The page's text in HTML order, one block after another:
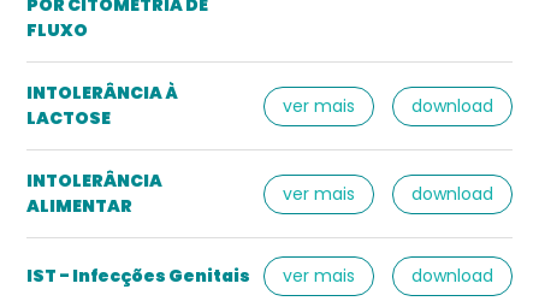
POR CITOMETRIA DE
FLUXO
INTOLERÂNCIA À
LACTOSE
ver mais download
INTOLERÂNCIA
ALIMENTAR
ver mais download
IST - Infecções Genitais ver mais download